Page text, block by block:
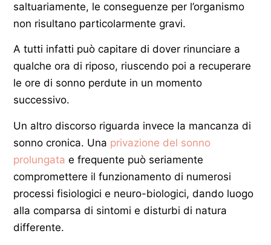
saltuariamente, le conseguenze per l’organismo
non risultano particolarmente gravi.
A tutti infatti può capitare di dover rinunciare a
qualche ora di riposo, riuscendo poi a recuperare
le ore di sonno perdute in un momento
successivo.
Un altro discorso riguarda invece la mancanza di
sonno cronica. Una privazione del sonno
prolungata e frequente può seriamente
compromettere il funzionamento di numerosi
processi fisiologici e neuro-biologici, dando luogo
alla comparsa di sintomi e disturbi di natura
differente.